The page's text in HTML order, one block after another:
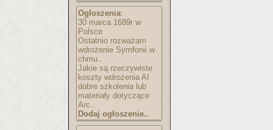
Ogłoszenia:
30 marca 1689r w
Polsce
Ostatnio rozważam
wdrożenie Symfonii w
chmu..
Jakie są rzeczywiste
koszty wdrożenia AI
dobre szkolenia lub
materiały dotyczące
Arc..
Dodaj ogłoszenie..